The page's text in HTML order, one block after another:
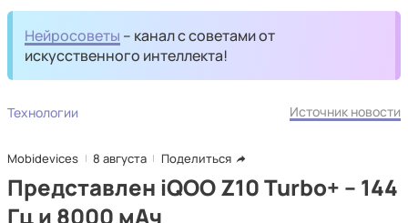
Нейросоветы – канал с советами от
искусственного интеллекта!
Технологии Источник новости
Mobidevices 8 августа Поделиться
Представлен iQOO Z10 Turbo+ – 144
Гц и 8000 мАч